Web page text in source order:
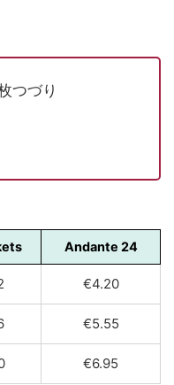
つづり
Andante 24
€4.20
€5.55
€6.95